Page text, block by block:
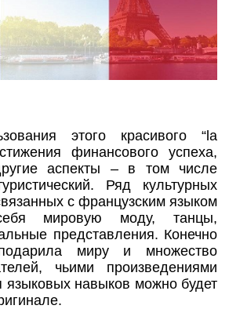
этого красивого “la
финансового успеха,
аспекты – в том числе
Ряд культурных
с французским языком
мировую моду, танцы,
представления. Конечно
миру и множество
чьими произведениями
языковых навыков можно будет